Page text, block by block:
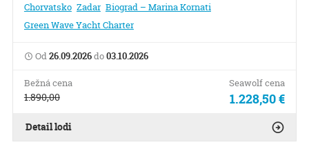
Chorvatsko Zadar Biograd – Marina Kornati
Green Wave Yacht Charter
Od26.09.2026do03.10.2026
Bežná cena
1.890,00
Seawolf cena
1.228,50 €
Detail lodi